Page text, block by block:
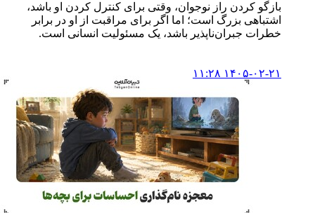
بازگو کردن راز نوجوان، وقتی برای کنترل کردن او باشد،
اشتباهی بزرگ است؛ اما اگر برای مراقبت از او در برابر
خطرات جبران‌ناپذیر باشد، یک مسئولیت انسانی است.
۱۴۰۵-۰۲-۲۱ ۱۱:۲۸